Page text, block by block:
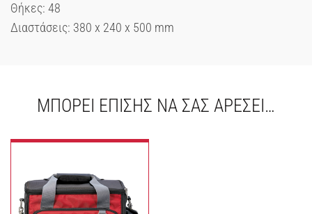
Θήκες: 48
Διαστάσεις: 380 x 240 x 500 mm
ΜΠΟΡΕΊ ΕΠΊΣΗΣ ΝΑ ΣΑΣ ΑΡΈΣΕΙ…